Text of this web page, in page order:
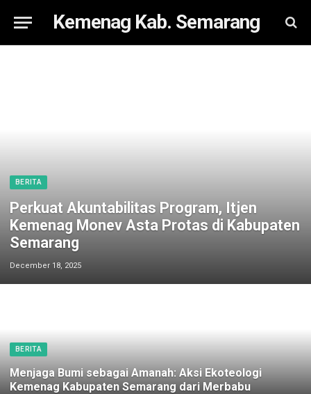
Kemenag Kab. Semarang
BERITA
Perkuat Akuntabilitas Program, Itjen
Kemenag Monev Asta Protas di Kabupaten
Semarang
December 18, 2025
BERITA
Menjaga Bumi sebagai Amanah: Aksi Ekoteologi
Kemenag Kabupaten Semarang dari Merbabu